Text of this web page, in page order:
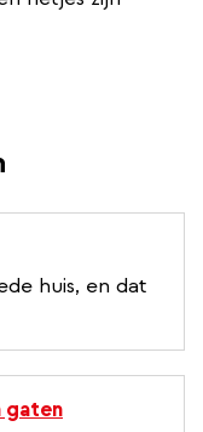
huis, en dat
gaten